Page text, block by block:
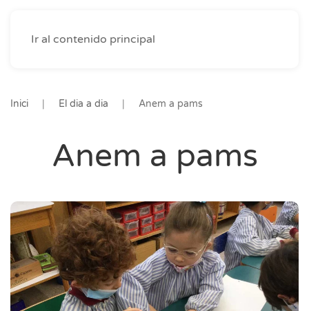
Ir al contenido principal
Inici El dia a dia Anem a pams
Anem a pams